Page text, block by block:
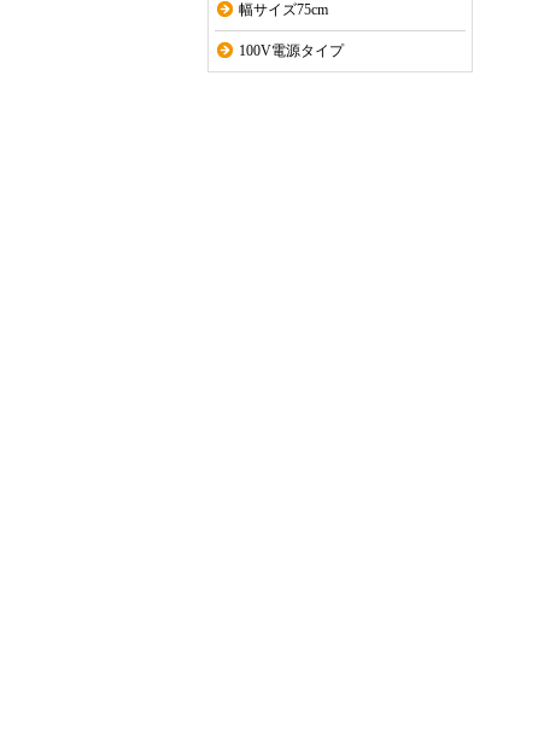
幅サイズ75cm
100V電源タイプ